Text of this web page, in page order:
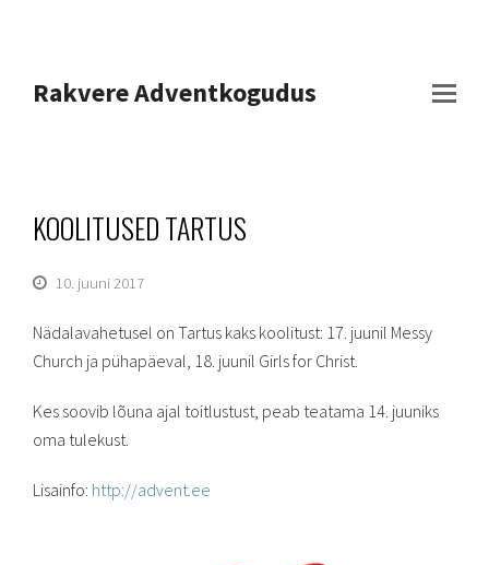
Rakvere Adventkogudus
KOOLITUSED TARTUS
10. juuni 2017
Nädalavahetusel on Tartus kaks koolitust: 17. juunil Messy
Church ja pühapäeval, 18. juunil Girls for Christ.
Kes soovib lõuna ajal toitlustust, peab teatama 14. juuniks
oma tulekust.
Lisainfo: http://advent.ee